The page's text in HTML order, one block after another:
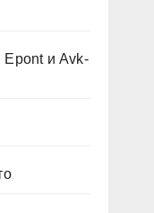
Epont и Avk-